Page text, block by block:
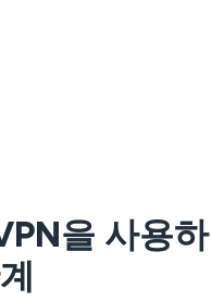
을 사용하